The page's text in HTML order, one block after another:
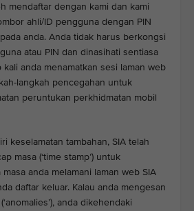
mendaftar dengan kami dan kami
ahli/ID pengguna dengan PIN
anda. Anda tidak harus berkongsi
atau PIN dan dinasihati sentiasa
kali anda menamatkan sesi laman web
langkah pencegahan untuk
peruntukan perkhidmatan mobil
keselamatan tambahan, SIA telah
masa (‘time stamp’) untuk
anda melamani laman web SIA
daftar keluar. Kalau anda mengesan
anda dikehendaki